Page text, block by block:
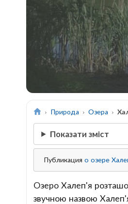
Природа Озера
Показати зміст
Публикация о озере
Озеро Халеп'я
звучною назвою